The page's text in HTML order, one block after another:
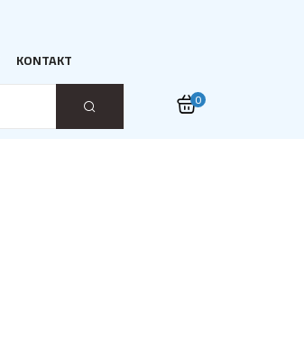
KONTAKT
0